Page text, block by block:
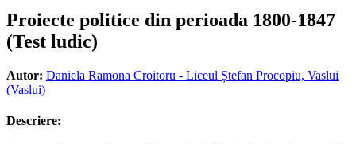
Proiecte politice din perioada 1800-1847
(Test ludic)
Autor: Daniela Ramona Croitoru - Liceul Ștefan Procopiu, Vaslui
(Vaslui)
Descriere: